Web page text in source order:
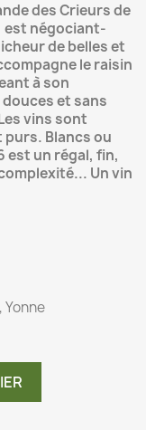
des Crieurs de
est négociant-
de belles et
le raisin
à son
et sans
vins sont
Blancs ou
est un régal, fin,
Un vin
Yonne